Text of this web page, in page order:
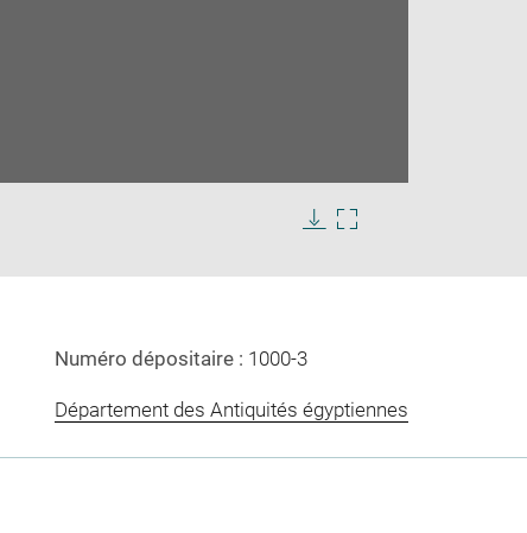
Numéro dépositaire : 1000-3
Département des Antiquités égyptiennes